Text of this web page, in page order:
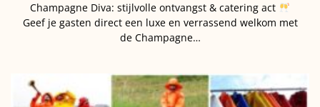
Champagne Diva: stijlvolle ontvangst & catering act
Geef je gasten direct een luxe en verrassend welkom met
de Champagne…